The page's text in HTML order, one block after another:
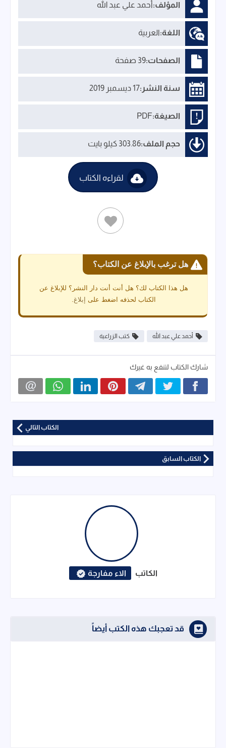
المؤلف:أحمد علي عبد الله
اللغة:العربية
الصفحات:39 صفحة
سنة النشر:17 ديسمبر 2019
الصيغة:PDF
حجم الملف:303.86 كيلو بايت
لقراءه الكتاب
هل ترغب بالإبلاغ عن الكتاب؟
هل هذا الكتاب لك؟ هل أنت أنت دار النشر؟ للإبلاغ عن
الكتاب لحذفه اضغط على إبلاغ.
أحمد علي عبد الله كتب الزراعية
شارك الكتاب لتنفع به غيرك
الكتاب التالي
الكتاب السابق
الكاتب الاء مفارجة
قد تعجبك هذه الكتب أيضاً